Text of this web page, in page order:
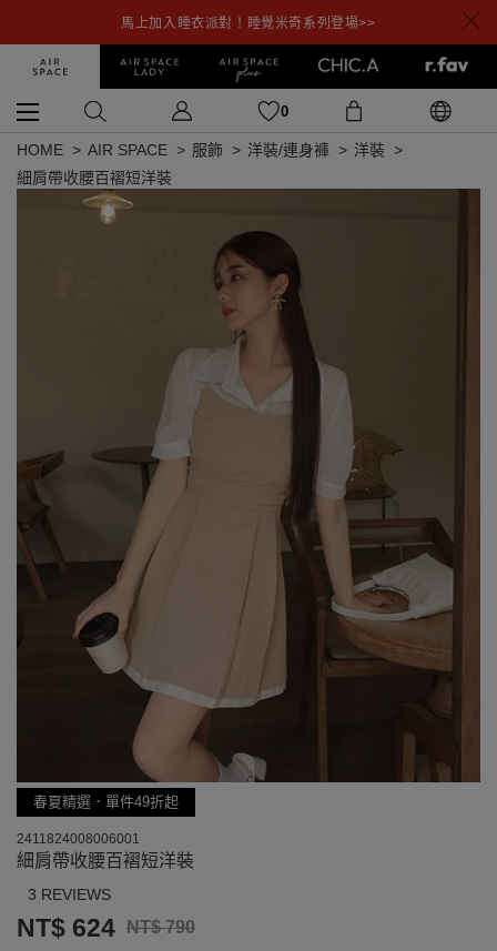
馬上加入睡衣派對！睡覺米奇系列登場>>
0
HOME AIR SPACE 服飾 洋裝/連身褲
洋裝
細肩帶收腰百褶短洋裝
春夏精選．單件49折起
2411824008006001
細肩帶收腰百褶短洋裝
3 REVIEWS
NT$ 624 NT$ 790